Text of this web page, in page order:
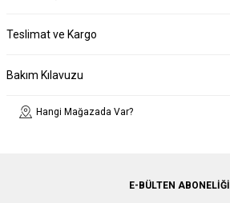
Teslimat ve Kargo
Bakım Kılavuzu
Hangi Mağazada Var?
E-BÜLTEN ABONELIĞI